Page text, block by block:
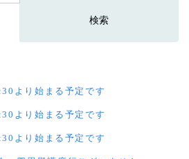
より始まる予定です
より始まる予定です
より始まる予定です